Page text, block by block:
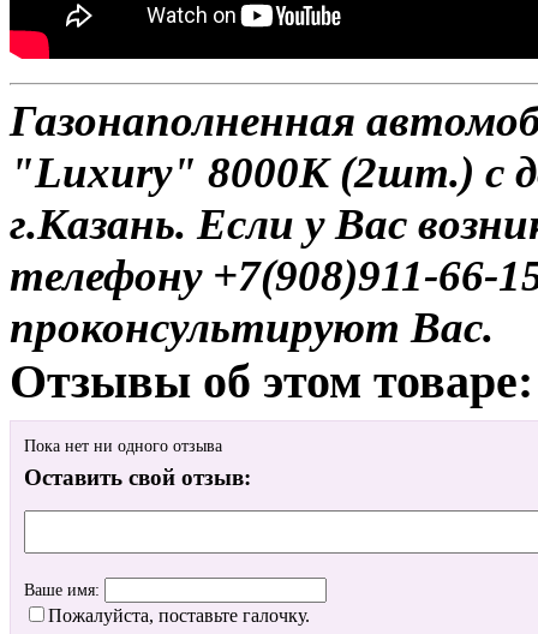
Газонаполненная
"Luxury" 8000К (2шт.) с
г.Казань. Если у Вас
телефону +7(908)911-
проконсультируют Вас.
Отзывы об этом товаре:
Пока нет ни одного отзыва
Оставить свой отзыв:
Ваше имя:
Пожалуйста, поставьте галочку.